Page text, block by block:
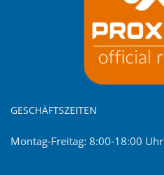
GESCHÄFTSZEITEN
Montag-Freitag: 8:00-18:00 Uhr